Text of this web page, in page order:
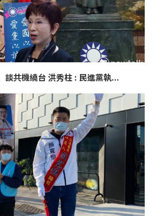
談共機繞台 洪秀柱 : 民進黨執...